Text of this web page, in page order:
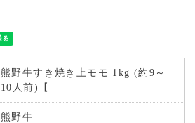
熊野牛すき焼き上モモ 1kg (約9～
10人前)【
熊野牛